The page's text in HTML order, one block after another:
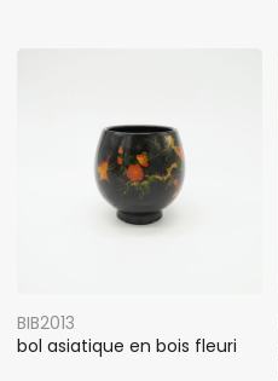
BIB2013
bol asiatique en bois fleuri